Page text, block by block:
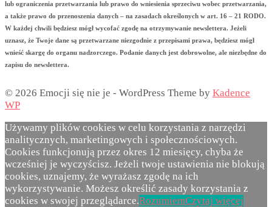
lub ograniczenia przetwarzania lub prawo do wniesienia sprzeciwu wobec przetwarzania,
a także prawo do przenoszenia danych – na zasadach określonych w art. 16 – 21 RODO.
W każdej chwili będziesz mógł wycofać zgodę na otrzymywanie newslettera. Jeżeli
uznasz, że Twoje dane są przetwarzane niezgodnie z przepisami prawa, będziesz mógł
wnieść skargę do organu nadzorczego. Podanie danych jest dobrowolne, ale niezbędne do
zapisu do newslettera.
© 2026 Emocji się nie je - WordPress Theme by Kadence
WP
Używamy plików cookies w celu korzystania z narzędzi
analitycznych, marketingowych i społecznościowych.
Cookies funkcjonują przez okres 12 miesięcy, chyba że
wcześniej je wyczyścisz. Jeżeli twoje ustawienia nie blokują
cookies, uznajemy, że wyrażasz zgodę na ich
wykorzystywanie. Możesz określić zasady korzystania z
cookies w swojej przeglądarce.RozumiemCzytaj więcej